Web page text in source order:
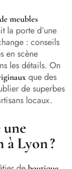
meubles
la porte d’une
: conseils
en scène
les détails. On
que des
de superbes
locaux.
une
Lyon ?